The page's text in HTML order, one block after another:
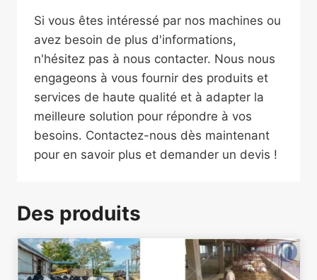
Si vous êtes intéressé par nos machines ou
avez besoin de plus d'informations,
n'hésitez pas à nous contacter. Nous nous
engageons à vous fournir des produits et
services de haute qualité et à adapter la
meilleure solution pour répondre à vos
besoins. Contactez-nous dès maintenant
pour en savoir plus et demander un devis !
Des produits